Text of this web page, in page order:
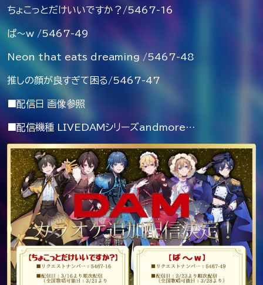
ちょこっとだけいいですか？/5467-16
ぱ〜w /5467-49
Neon that eats dreaming /5467-48
推しの顔が良すぎて困る/5467-47
■配信日 画像参照
■配信機種 LIVEDAMシリーズandmore…